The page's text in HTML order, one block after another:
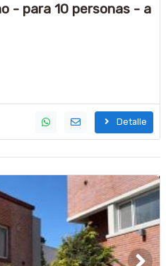
- para 10 personas - a
y 400 metros de
Detalle